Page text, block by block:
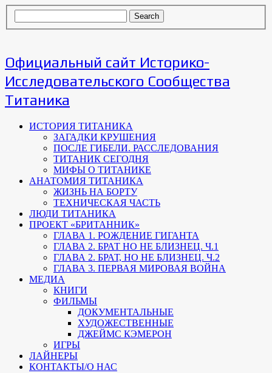
Официальный сайт Историко-
Исследовательского Сообщества
Титаника
ИСТОРИЯ ТИТАНИКА
ЗАГАДКИ КРУШЕНИЯ
ПОСЛЕ ГИБЕЛИ. РАССЛЕДОВАНИЯ
ТИТАНИК СЕГОДНЯ
МИФЫ О ТИТАНИКЕ
АНАТОМИЯ ТИТАНИКА
ЖИЗНЬ НА БОРТУ
ТЕХНИЧЕСКАЯ ЧАСТЬ
ЛЮДИ ТИТАНИКА
ПРОЕКТ «БРИТАННИК»
ГЛАВА 1. РОЖДЕНИЕ ГИГАНТА
ГЛАВА 2. БРАТ НО НЕ БЛИЗНЕЦ. Ч.1
ГЛАВА 2. БРАТ, НО НЕ БЛИЗНЕЦ. Ч.2
ГЛАВА 3. ПЕРВАЯ МИРОВАЯ ВОЙНА
МЕДИА
КНИГИ
ФИЛЬМЫ
ДОКУМЕНТАЛЬНЫЕ
ХУДОЖЕСТВЕННЫЕ
ДЖЕЙМС КЭМЕРОН
ИГРЫ
ЛАЙНЕРЫ
КОНТАКТЫ/О НАС